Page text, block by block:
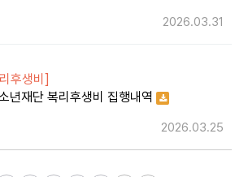
2026.03.31
후생비]
년재단 복리후생비 집행내역
2026.03.25